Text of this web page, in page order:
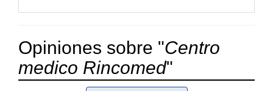
Opiniones sobre "Centro
medico Rincomed"